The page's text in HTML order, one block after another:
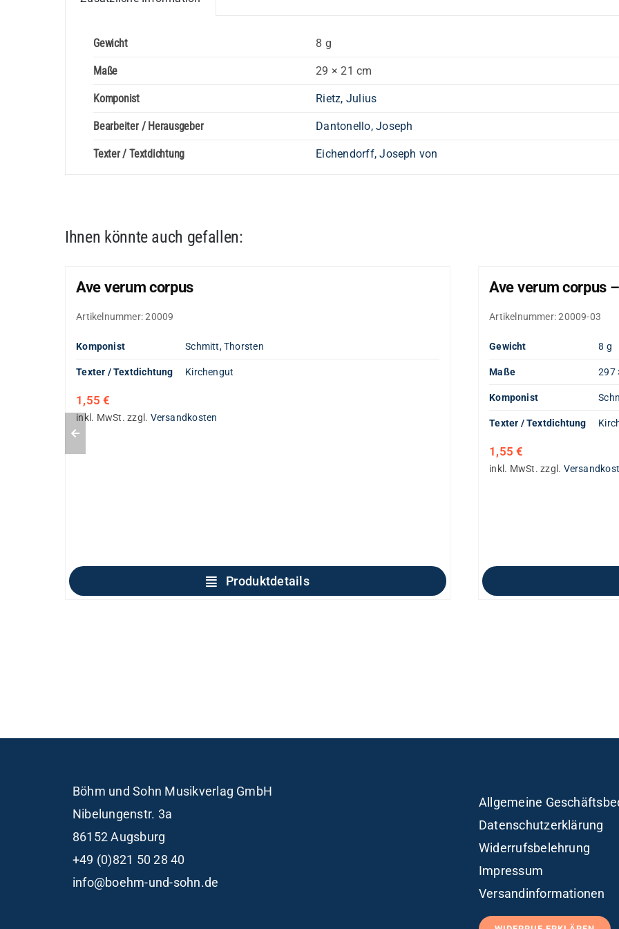
Gewicht 8 g
Maße 29 × 21 cm
Komponist Rietz, Julius
Bearbeiter / Herausgeber Dantonello, Joseph
Texter / Textdichtung Eichendorff, Joseph von
Ihnen könnte auch gefallen:
Ave verum corpus
Artikelnummer:20009
Komponist Schmitt, Thorsten
Texter / Textdichtung Kirchengut
1,55€
inkl. MwSt. zzgl. Versandkosten
Produktdetails
Ave verum corpus
Artikelnummer:20009-03
Gewicht 8 g
Maße 297
Komponist
Texter / Textdichtung
1,55€
inkl. MwSt. zzgl.
Böhm und Sohn Musikverlag GmbH
Nibelungenstr. 3a
86152 Augsburg
+49 (0)821 50 28 40
info@boehm-und-sohn.de
Allgemeine
Datenschutzerklärung
Widerrufsbelehrung
Impressum
Versandinformationen